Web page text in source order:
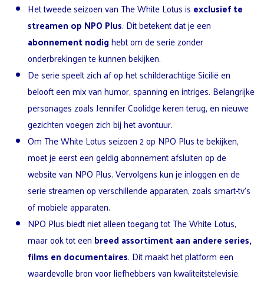
Het tweede seizoen van The White Lotus is exclusief te
streamen op NPO Plus. Dit betekent dat je een
abonnement nodighebt om de serie zonder
onderbrekingen te kunnen bekijken.
De serie speelt zich af op het schilderachtige Sicilië en
belooft een mix van humor, spanning en intriges. Belangrijke
personages zoals Jennifer Coolidge keren terug, en nieuwe
gezichten voegen zich bij het avontuur.
Om The White Lotus seizoen 2 op NPO Plus te bekijken,
moet je eerst een geldig abonnement afsluiten op de
website van NPO Plus. Vervolgens kun je inloggen en de
serie streamen op verschillende apparaten, zoals smart-tv’s
of mobiele apparaten.
NPO Plus biedt niet alleen toegang tot The White Lotus,
maar ook tot een breed assortiment aan andere series,
films en documentaires. Dit maakt het platform een
waardevolle bron voor liefhebbers van kwaliteitstelevisie.